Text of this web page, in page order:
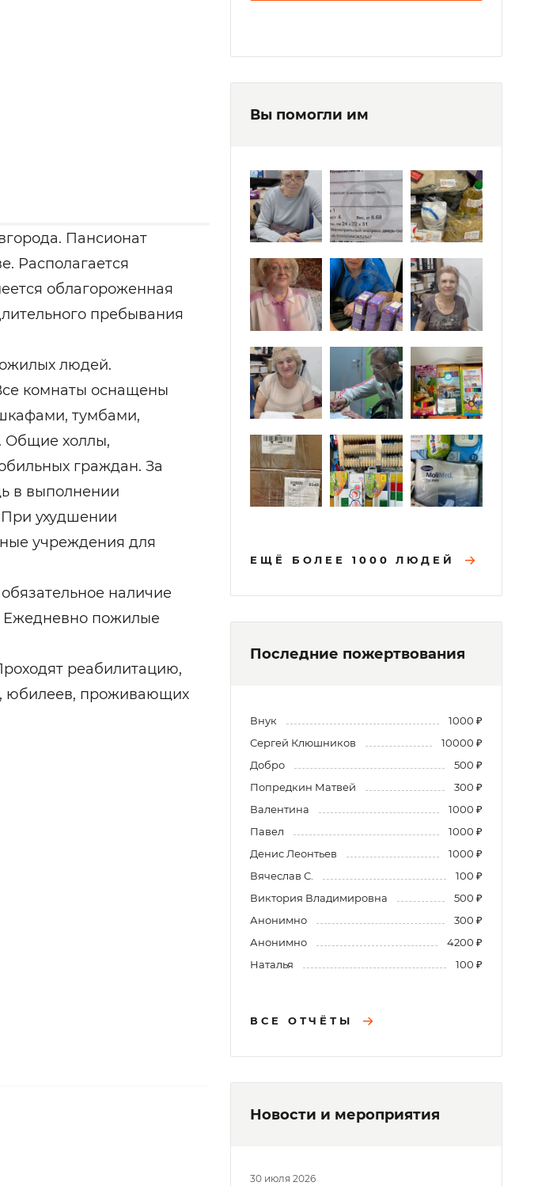
Пансионат
Располагается
облагороженная
пребывания
людей.
комнаты оснащены
тумбами,
Общие холлы,
граждан. За
в выполнении
ухудшении
учреждения для
наличие
Ежедневно пожилые
реабилитацию,
юбилеев, проживающих
Вы помогли им
ЕЩЁ БОЛЕЕ 1000 ЛЮДЕЙ
Последние пожертвования
Внук
1000 ₽
Сергей Клюшников
10000 ₽
Добро
500 ₽
Попредкин Матвей
300 ₽
Валентина
1000 ₽
Павел
1000 ₽
Денис Леонтьев
1000 ₽
Вячеслав С.
100 ₽
Виктория Владимировна
500 ₽
Анонимно
300 ₽
Анонимно
4200 ₽
Наталья
100 ₽
ВСЕ ОТЧЁТЫ
Новости и мероприятия
30 июля 2026